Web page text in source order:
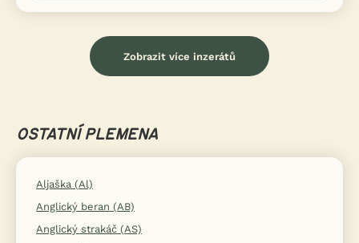
Zobrazit více inzerátů
OSTATNÍ PLEMENA
Aljaška (Al)
Anglický beran (AB)
Anglický strakáč (AS)